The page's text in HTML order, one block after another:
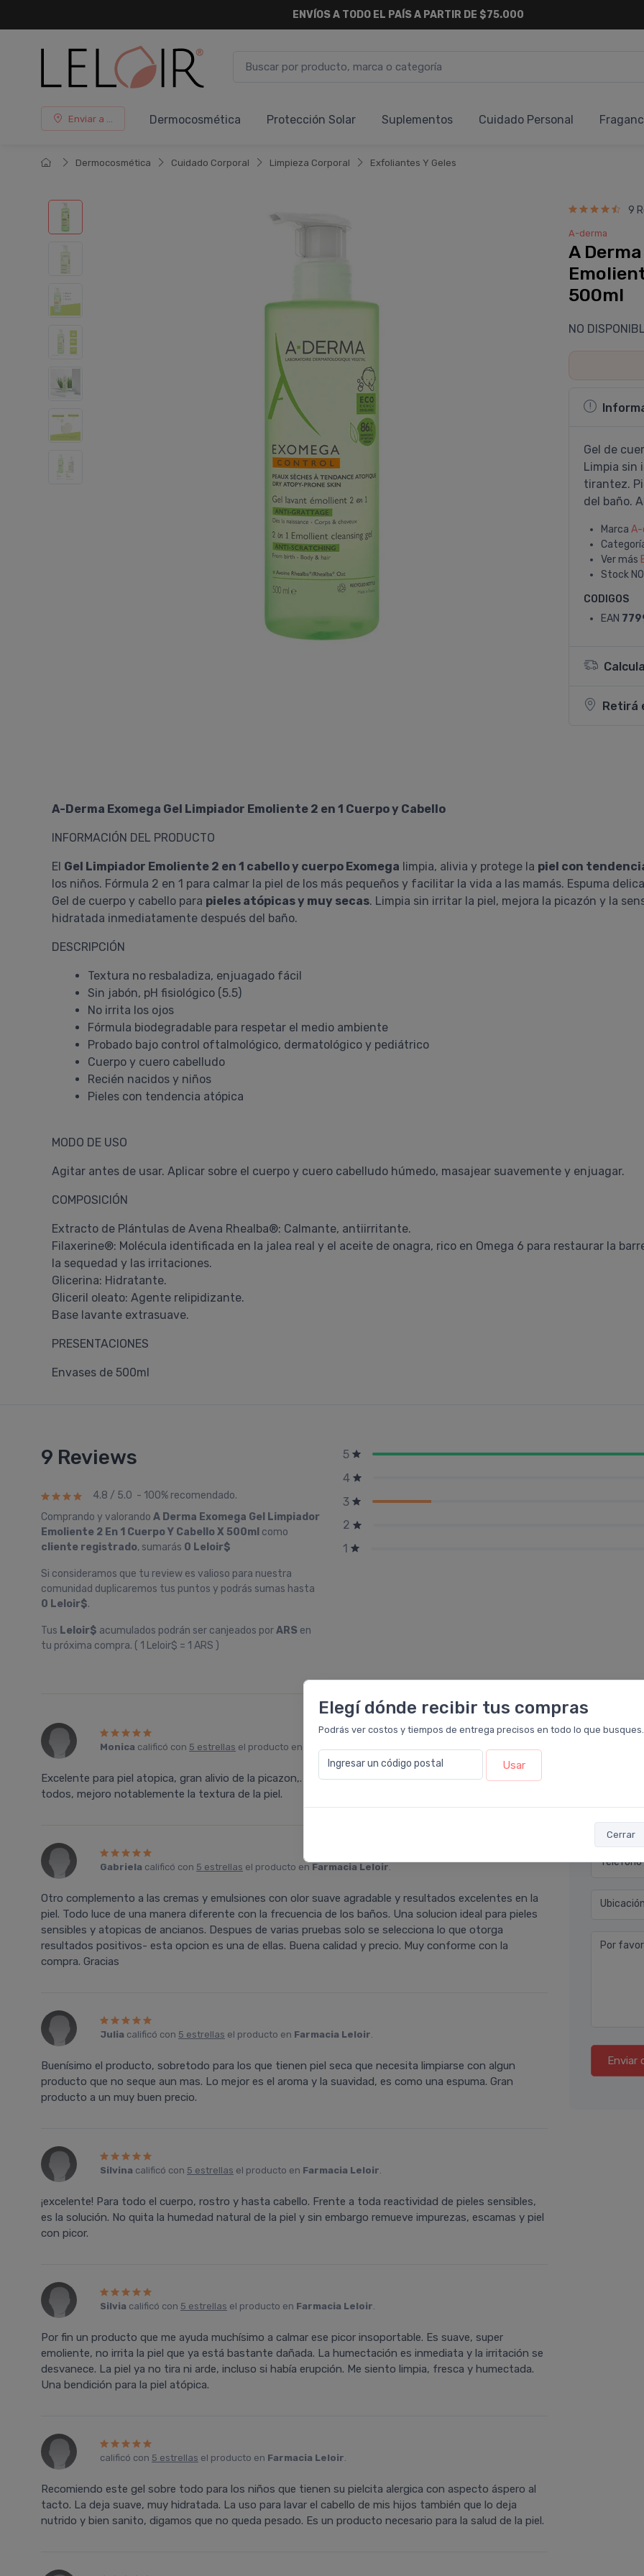
Elegí dónde recibir tus compras
Podrás ver costos y tiempos de entrega precisos en todo lo que busques.
Ingresar un código postal Usar
Cerrar
ENVÍOS A TODO EL PAÍS A PARTIR DE $75.000
Enviar a ... Dermocosmética Protección Solar Suplementos Cuidado Personal
Dermocosmética Cuidado Corporal Limpieza Corporal Exfoliantes Y Geles
9
A-derma
A
500ml
NO
Gel de
Limpia sin
tirantez.
del baño.
Marca A-
Ver más
Stock
CODIGOS
EAN
Retirá
A-Derma Exomega Gel Limpiador Emoliente 2 en 1 Cuerpo y Cabello
INFORMACIÓN DEL PRODUCTO
El Gel Limpiador Emoliente 2 en 1 cabello y cuerpo Exomega limpia, alivia y protege la piel con
los niños. Fórmula 2 en 1 para calmar la piel de los más pequeños y facilitar la vida a las mamás. Espuma
Gel de cuerpo y cabello para pieles atópicas y muy secas. Limpia sin irritar la piel, mejora la picazón y la
hidratada inmediatamente después del baño.
DESCRIPCIÓN
Textura no resbaladiza, enjuagado fácil
Sin jabón, pH fisiológico (5.5)
No irrita los ojos
Fórmula biodegradable para respetar el medio ambiente
Probado bajo control oftalmológico, dermatológico y pediátrico
Cuerpo y cuero cabelludo
Recién nacidos y niños
Pieles con tendencia atópica
MODO DE USO
Agitar antes de usar. Aplicar sobre el cuerpo y cuero cabelludo húmedo, masajear suavemente y enjuagar.
COMPOSICIÓN
Extracto de Plántulas de Avena Rhealba®: Calmante, antiirritante.
Filaxerine®: Molécula identificada en la jalea real y el aceite de onagra, rico en Omega 6 para restaurar la
la sequedad y las irritaciones.
Glicerina: Hidratante.
Gliceril oleato: Agente relipidizante.
Base lavante extrasuave.
PRESENTACIONES
Envases de 500ml
9 Reviews
4.8 / 5.0 - 100% recomendado.
Comprando y valorando A Derma Exomega Gel Limpiador
Emoliente 2 En 1 Cuerpo Y Cabello X 500ml como
cliente registrado, sumarás 0 Leloir$
Si consideramos que tu review es valioso para nuestra
comunidad duplicaremos tus puntos y podrás sumas hasta
0 Leloir$.
Tus Leloir$ acumulados podrán ser canjeados porARS en
tu próxima compra. ( 1 Leloir$ = 1 ARS )
5
4
3
2
1
Monica calificó con 5 estrellas el producto en Farmacia Leloir.
Excelente para piel atopica, gran alivio de la picazon,. Para la piel seca es lo mas!!! En casa la usamos
todos, mejoro notablemente la textura de la piel.
Gabriela calificó con 5 estrellas el producto en Farmacia Leloir.
Otro complemento a las cremas y emulsiones con olor suave agradable y resultados excelentes en la
piel. Todo luce de una manera diferente con la frecuencia de los baños. Una solucion ideal para pieles
sensibles y atopicas de ancianos. Despues de varias pruebas solo se selecciona lo que otorga
resultados positivos- esta opcion es una de ellas. Buena calidad y precio. Muy conforme con la
compra. Gracias
Julia calificó con 5 estrellas el producto en Farmacia Leloir.
Buení­simo el producto, sobretodo para los que tienen piel seca que necesita limpiarse con algun
producto que no seque aun mas. Lo mejor es el aroma y la suavidad, es como una espuma. Gran
producto a un muy buen precio.
Silvina calificó con 5 estrellas el producto en Farmacia Leloir.
¡excelente! Para todo el cuerpo, rostro y hasta cabello. Frente a toda reactividad de pieles sensibles,
es la solución. No quita la humedad natural de la piel y sin embargo remueve impurezas, escamas y piel
con picor.
Silvia calificó con 5 estrellas el producto en Farmacia Leloir.
Por fin un producto que me ayuda muchí­simo a calmar ese picor insoportable. Es suave, super
emoliente, no irrita la piel que ya está bastante dañada. La humectación es inmediata y la irritación se
desvanece. La piel ya no tira ni arde, incluso si habí­a erupción. Me siento limpia, fresca y humectada.
Una bendición para la piel atópica.
calificó con 5 estrellas el producto en Farmacia Leloir.
Recomiendo este gel sobre todo para los niños que tienen su pielcita alergica con aspecto áspero al
tacto. La deja suave, muy hidratada. La uso para lavar el cabello de mis hijos también que lo deja
nutrido y bien sanito, digamos que no queda pesado. Es un producto necesario para la salud de la piel.
Nombre
Email*
Teléfono
Ubicación
Por
Enviar